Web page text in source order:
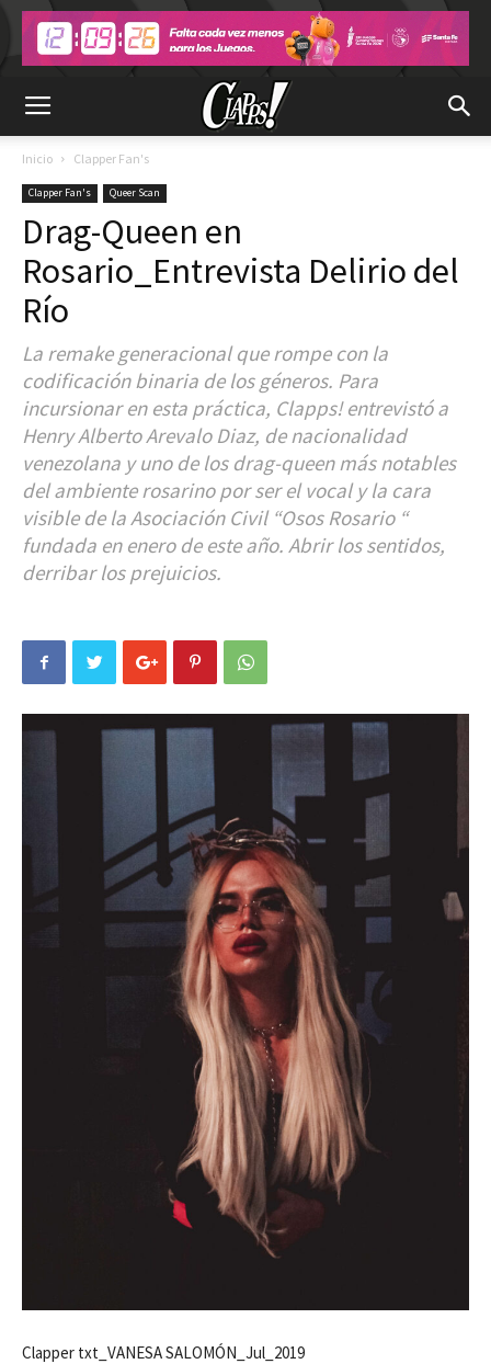
Inicio Clapper Fan's
Clapper Fan's Queer Scan
Drag-Queen en
Rosario_Entrevista Delirio del
Río
La remake generacional que rompe con la
codificación binaria de los géneros. Para
incursionar en esta práctica, Clapps! entrevistó a
Henry Alberto Arevalo Diaz, de nacionalidad
venezolana y uno de los drag-queen más notables
del ambiente rosarino por ser el vocal y la cara
visible de la Asociación Civil “Osos Rosario “
fundada en enero de este año. Abrir los sentidos,
derribar los prejuicios.
Clapper txt_VANESA SALOMÓN_Jul_2019